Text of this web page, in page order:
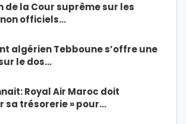
de la Cour suprême sur les
officiels…
algérien Tebboune s’offre une
le dos…
Royal Air Maroc doit
sa trésorerie » pour…